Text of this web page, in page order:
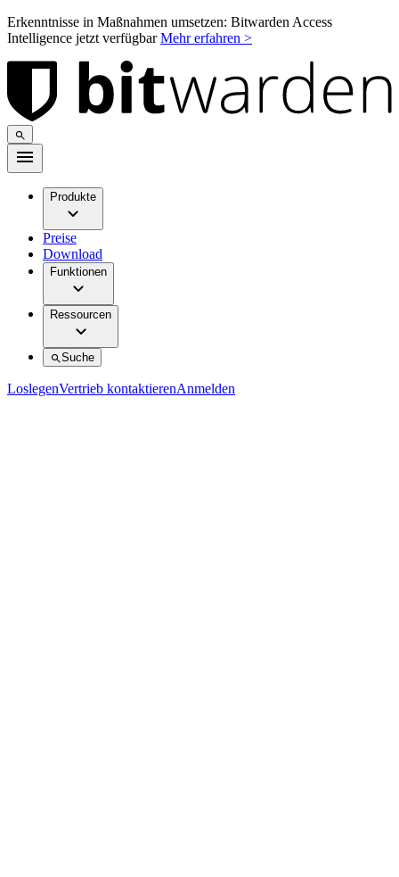
Erkenntnisse in Maßnahmen umsetzen: Bitwarden Access
Intelligence jetzt verfügbarMehr erfahren >
Produkte
Preise
Download
Funktionen
Ressourcen
Suche
LoslegenVertrieb kontaktierenAnmelden